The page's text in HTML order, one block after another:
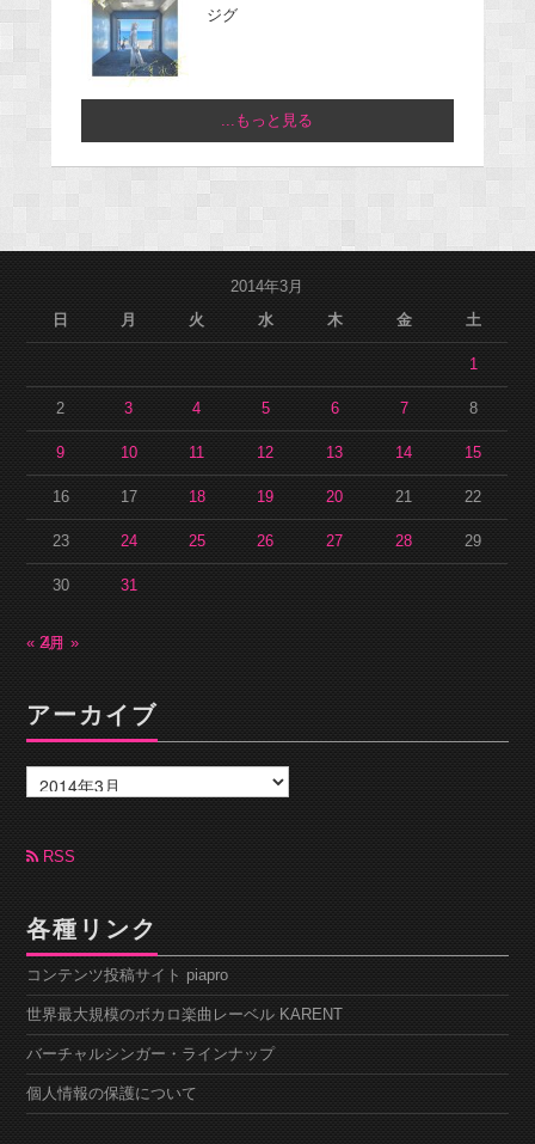
ジグ
...もっと見る
2014年3月
日
月 火 水 木 金 土
1
2 3 4 5 6 7 8
9 10 11 12 13 14 15
16 17 18 19 20 21 22
23 24 25 26 27 28 29
30 31
« 2月4月 »
アーカイブ
ー
カ
ブ RSS
各種リンク
コンテンツ投稿サイト piapro
世界最大規模のボカロ楽曲レーベル KARENT
バーチャルシンガー・ラインナップ
個人情報の保護について